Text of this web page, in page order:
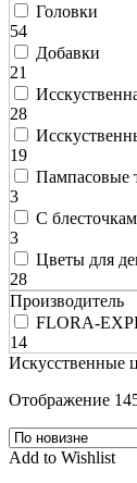
Головки
54
Добавки
21
28
19
Пампасовые
3
С
3
Цветы для
28
Производитель
FLORA-
14
Искусственные
Отображение
Add to Wishlist